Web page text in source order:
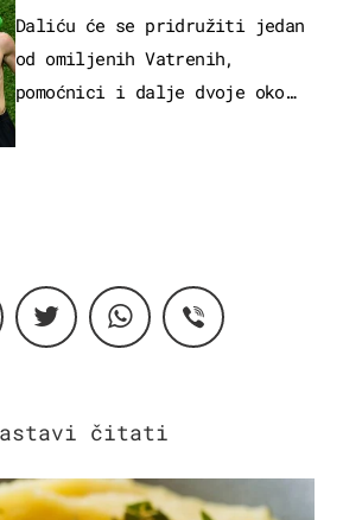
Daliću će se pridružiti jedan
od omiljenih Vatrenih,
pomoćnici i dalje dvoje oko